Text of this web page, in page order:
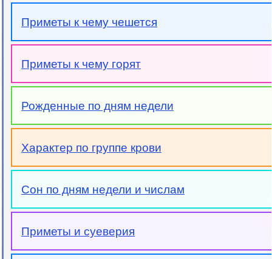
Приметы к чему чешется
Приметы к чему горят
Рожденные по дням недели
Характер по группе крови
Сон по дням недели и числам
Приметы и суеверия